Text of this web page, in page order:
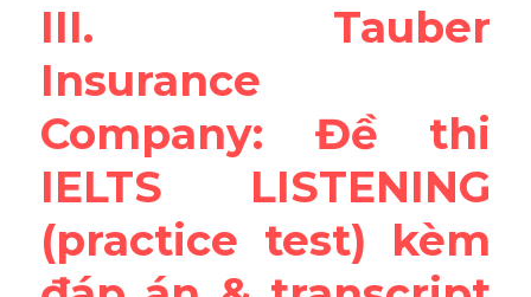
III. Tauber
Insurance
Company: Đề thi
IELTS LISTENING
(practice test) kèm